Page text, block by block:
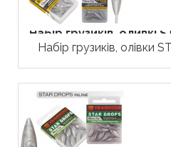
Набір грузиків, оливкі
Набір грузиків, олівки